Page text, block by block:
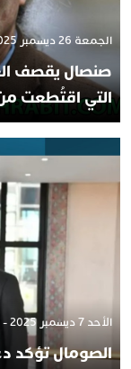
الجمعة 26 ديسمبر 2025 - 16:33
صنصال يقصف
التي اقتُطعت
الأحد 7 ديسمبر 2025 - 21:30
الصومال تؤكد